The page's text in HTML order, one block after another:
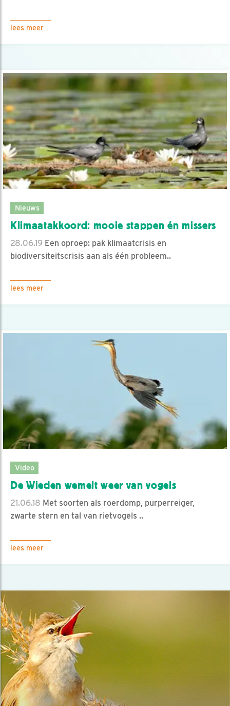
lees meer
Nieuws
Klimaatakkoord: mooie stappen én missers
28.06.19 Een oproep: pak klimaatcrisis en
biodiversiteitscrisis aan als één probleem..
lees meer
Video
De Wieden wemelt weer van vogels
21.06.18 Met soorten als roerdomp, purperreiger,
zwarte stern en tal van rietvogels ..
lees meer